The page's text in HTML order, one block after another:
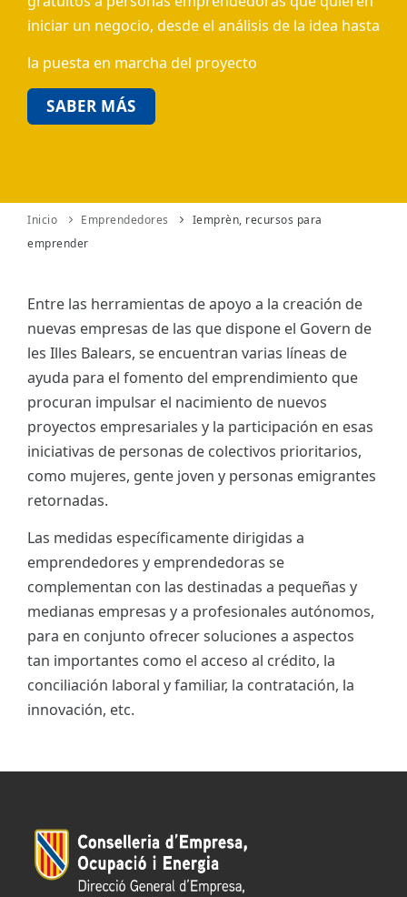
ES
CAT
iniciar un negocio, desde el análisis de la idea hasta
la puesta en marcha del proyecto
SABER MÁS
Inicio Emprendedores
Iemprèn, recursos para
emprender
Entre las herramientas de apoyo a la creación de
nuevas empresas de las que dispone el Govern de
les Illes Balears, se encuentran varias líneas de
ayuda para el fomento del emprendimiento que
procuran impulsar el nacimiento de nuevos
proyectos empresariales y la participación en esas
iniciativas de personas de colectivos prioritarios,
como mujeres, gente joven y personas emigrantes
retornadas.
Las medidas específicamente dirigidas a
emprendedores y emprendedoras se
complementan con las destinadas a pequeñas y
medianas empresas y a profesionales autónomos,
para en conjunto ofrecer soluciones a aspectos
tan importantes como el acceso al crédito, la
conciliación laboral y familiar, la contratación, la
innovación, etc.